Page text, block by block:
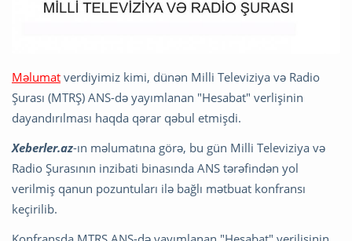
Məlumat verdiyimiz kimi, dünən Milli Televiziya və Radio
Şurası (MTRŞ) ANS-də yayımlanan "Hesabat" verlişinin
dayandırılması haqda qərar qəbul etmişdi.
Xeberler.az-ın məlumatına görə, bu gün Milli Televiziya və
Radio Şurasının inzibati binasında ANS tərəfindən yol
verilmiş qanun pozuntuları ilə bağlı mətbuat konfransı
keçirilib.